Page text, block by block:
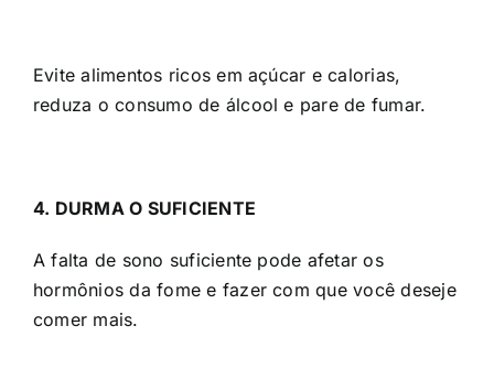
Evite alimentos ricos em açúcar e calorias,
reduza o consumo de álcool e pare de fumar.
4. DURMA O SUFICIENTE
A falta de sono suficiente pode afetar os
hormônios da fome e fazer com que você deseje
comer mais.